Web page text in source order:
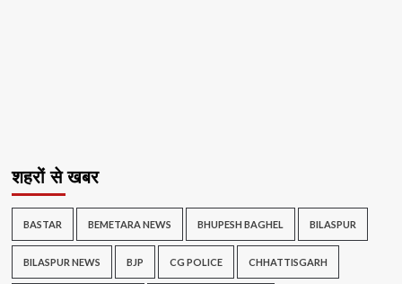
शहरों से खबर
BASTAR BEMETARA NEWS BHUPESH BAGHEL BILASPUR
BILASPUR NEWS BJP CG POLICE CHHATTISGARH